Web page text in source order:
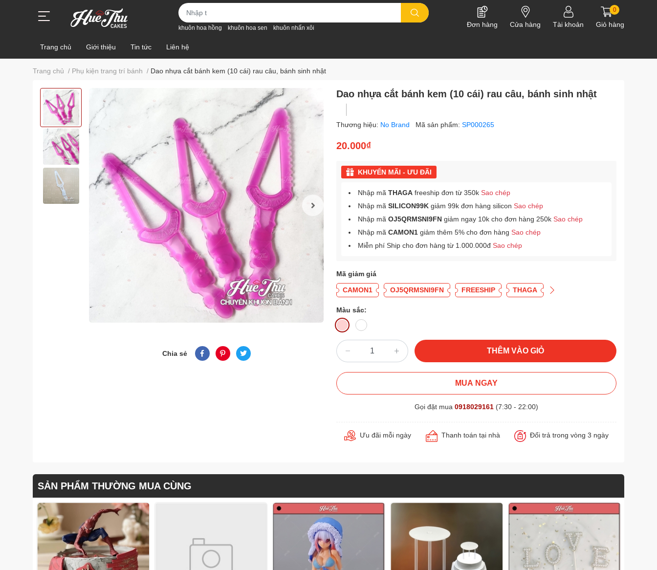
khuôn hoa hồng khuôn hoa sen khuôn nhấn xôi Đơn hàng Cửa hàng Tài khoản
0
Giỏ hàng
Trang chủ Giới thiệu Tin tức Liên hệ
Trang chủ / Phụ kiện trang trí bánh / Dao nhựa cắt bánh kem (10 cái) rau câu, bánh sinh nhật
Chia sẻ
Dao nhựa cắt bánh kem (10 cái) rau câu, bánh sinh nhật
Thương hiệu: No Brand Mã sản phẩm: SP000265
20.000₫
KHUYẾN MÃI - ƯU ĐÃI
Nhập mã THAGA freeship đơn từ 350k Sao chép
Nhập mã SILICON99K giảm 99k đơn hàng silicon Sao chép
Nhập mã OJ5QRMSNI9FN giảm ngay 10k cho đơn hàng 250k Sao chép
Nhập mã CAMON1 giảm thêm 5% cho đơn hàng Sao chép
Miễn phí Ship cho đơn hàng từ 1.000.000đ Sao chép
Mã giảm giá
CAMON1 OJ5QRMSNI9FN FREESHIP THAGA
Màu sắc:
THÊM VÀO GIỎ
MUA NGAY
Gọi đặt mua 0918029161 (7:30 - 22:00)
Ưu đãi mỗi ngày Thanh toán tại nhà Đổi trả trong vòng 3 ngày
SẢN PHẨM THƯỜNG MUA CÙNG